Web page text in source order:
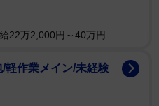
22万2,000円～40万円
軽作業メイン/未経験